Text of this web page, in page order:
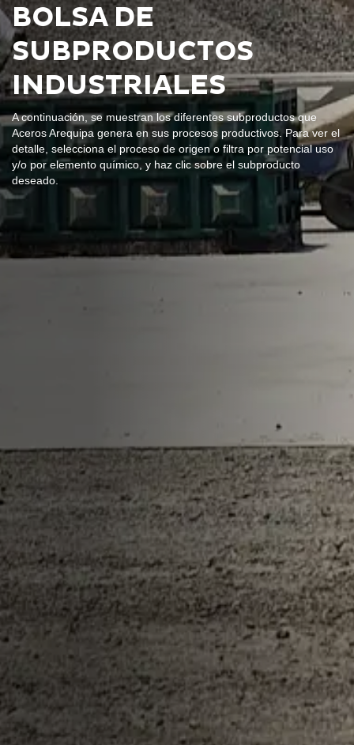
BOLSA DE
SUBPRODUCTOS
INDUSTRIALES
A continuación, se muestran los diferentes subproductos que
Aceros Arequipa genera en sus procesos productivos. Para ver el
detalle, selecciona el proceso de origen o filtra por potencial uso
y/o por elemento químico, y haz clic sobre el subproducto
deseado.